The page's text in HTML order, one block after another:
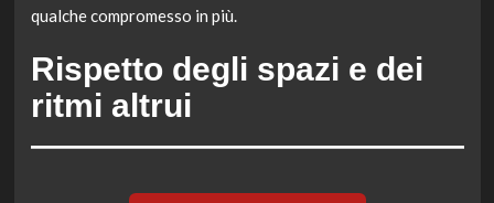
qualche compromesso in più.
Rispetto degli spazi e dei
ritmi altrui